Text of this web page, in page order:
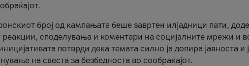
број од кампањата беше завртен илјадници пати,
споделувања и коментари на социјалните мрежи и
потврди дека темата силно ја допира јавноста и
на свеста за безбедноста во сообраќајот.